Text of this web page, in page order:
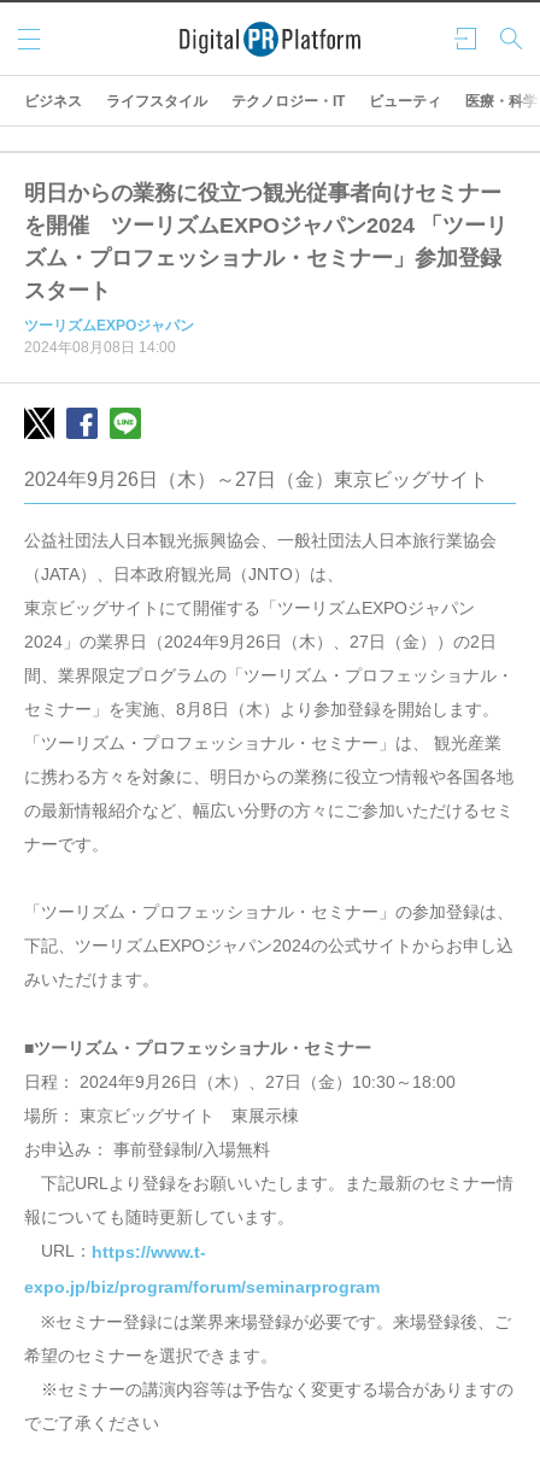
ログ
イン
検索
メニ
ュー
ビジネス ライフスタイル テクノロジー・IT ビューティ 医療・科学
明日からの業務に役立つ観光従事者向けセミナー
を開催 ツーリズムEXPOジャパン2024 「ツーリ
ズム・プロフェッショナル・セミナー」参加登録
スタート
ツーリズムEXPOジャパン
2024年08月08日 14:00
2024年9月26日（木）～27日（金）東京ビッグサイト
公益社団法人日本観光振興協会、一般社団法人日本旅行業協会
（JATA）、日本政府観光局（JNTO）は、
東京ビッグサイトにて開催する「ツーリズムEXPOジャパン
2024」の業界日（2024年9月26日（木）、27日（金））の2日
間、業界限定プログラムの「ツーリズム・プロフェッショナル・
セミナー」を実施、8月8日（木）より参加登録を開始します。
「ツーリズム・プロフェッショナル・セミナー」は、 観光産業
に携わる方々を対象に、明日からの業務に役立つ情報や各国各地
の最新情報紹介など、幅広い分野の方々にご参加いただけるセミ
ナーです。
「ツーリズム・プロフェッショナル・セミナー」の参加登録は、
下記、ツーリズムEXPOジャパン2024の公式サイトからお申し込
みいただけます。
■ツーリズム・プロフェッショナル・セミナー
日程： 2024年9月26日（木）、27日（金）10:30～18:00
場所： 東京ビッグサイト 東展示棟
お申込み： 事前登録制/入場無料
下記URLより登録をお願いいたします。また最新のセミナー情
報についても随時更新しています。
URL： https://www.t-
expo.jp/biz/program/forum/seminarprogram
※セミナー登録には業界来場登録が必要です。来場登録後、ご
希望のセミナーを選択できます。
※セミナーの講演内容等は予告なく変更する場合がありますの
でご了承ください